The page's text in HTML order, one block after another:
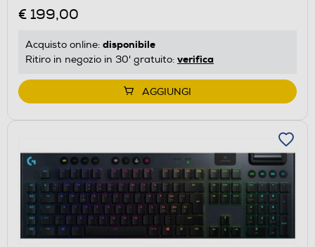
€ 199,00
Acquisto online: disponibile
Ritiro in negozio in 30' gratuito: verifica
AGGIUNGI